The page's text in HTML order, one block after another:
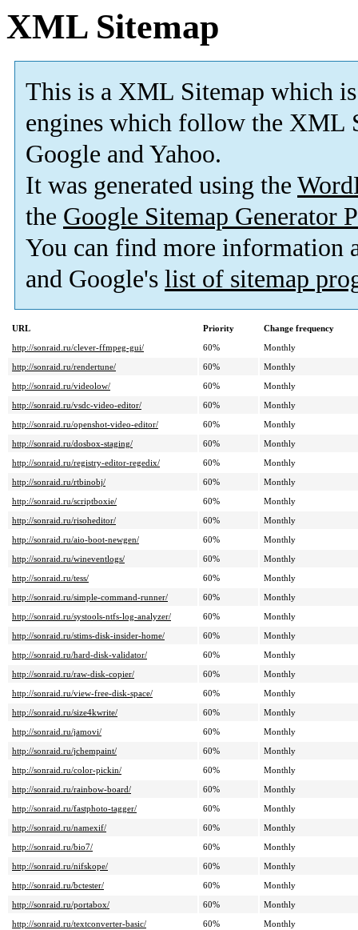
XML Sitemap
This is a XML Sitemap which is
engines which follow the XML
Google and Yahoo.
It was generated using the
the Google Sitemap Generator
You can find more information
and Google's list of sitemap
URL Priority
Change frequency
http://sonraid.ru/clever-ffmpeg-gui/
60%
Monthly
http://sonraid.ru/rendertune/
60%
Monthly
http://sonraid.ru/videolow/
60%
Monthly
http://sonraid.ru/vsdc-video-editor/
60%
Monthly
http://sonraid.ru/openshot-video-editor/
60%
Monthly
http://sonraid.ru/dosbox-staging/
60%
Monthly
http://sonraid.ru/registry-editor-regedix/
60%
Monthly
http://sonraid.ru/rtbinobj/
60%
Monthly
http://sonraid.ru/scriptboxie/
60%
Monthly
http://sonraid.ru/risoheditor/
60%
Monthly
http://sonraid.ru/aio-boot-newgen/
60%
Monthly
http://sonraid.ru/wineventlogs/
60%
Monthly
http://sonraid.ru/tess/
60%
Monthly
http://sonraid.ru/simple-command-runner/
60%
Monthly
http://sonraid.ru/systools-ntfs-log-analyzer/
60%
Monthly
http://sonraid.ru/stims-disk-insider-home/
60%
Monthly
http://sonraid.ru/hard-disk-validator/
60%
Monthly
http://sonraid.ru/raw-disk-copier/
60%
Monthly
http://sonraid.ru/view-free-disk-space/
60%
Monthly
http://sonraid.ru/size4kwrite/
60%
Monthly
http://sonraid.ru/jamovi/
60%
Monthly
http://sonraid.ru/jchempaint/
60%
Monthly
http://sonraid.ru/color-pickin/
60%
Monthly
http://sonraid.ru/rainbow-board/
60%
Monthly
http://sonraid.ru/fastphoto-tagger/
60%
Monthly
http://sonraid.ru/namexif/
60%
Monthly
http://sonraid.ru/bio7/
60%
Monthly
http://sonraid.ru/nifskope/
60%
Monthly
http://sonraid.ru/bctester/
60%
Monthly
http://sonraid.ru/portabox/
60%
Monthly
http://sonraid.ru/textconverter-basic/
60%
Monthly